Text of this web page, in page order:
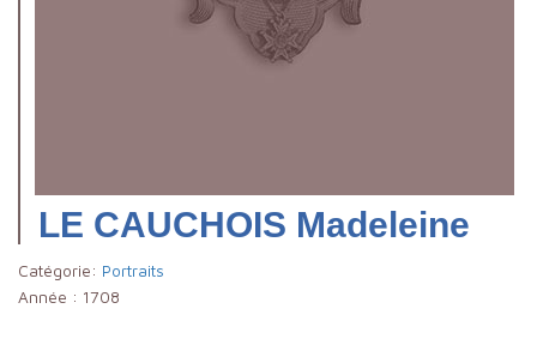
LE CAUCHOIS Madeleine
Catégorie: Portraits
Année : 1708